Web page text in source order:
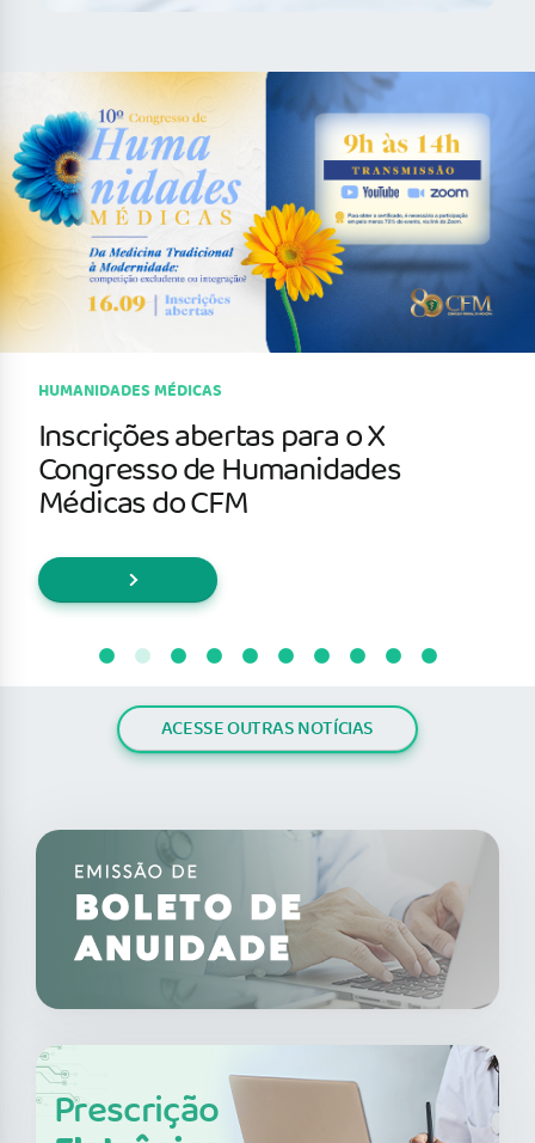
HUMANIDADES MÉDICAS
Inscrições abertas para o X
Congresso de Humanidades
Médicas do CFM
ACESSE OUTRAS NOTÍCIAS
Prescrição